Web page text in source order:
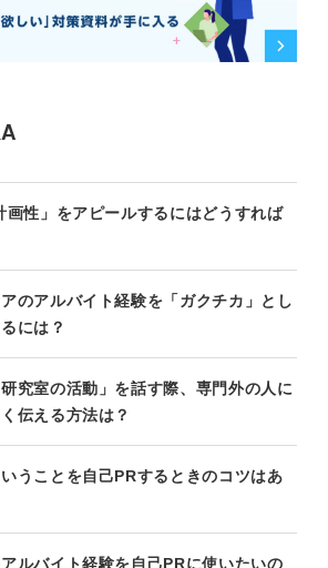
画性」をアピールするにはどうすれば
のアルバイト経験を「ガクチカ」とし
には？
究室の活動」を話す際、専門外の人に
伝える方法は？
うことを自己PRするときのコツはあ
ルバイト経験を自己PRに使いたいの